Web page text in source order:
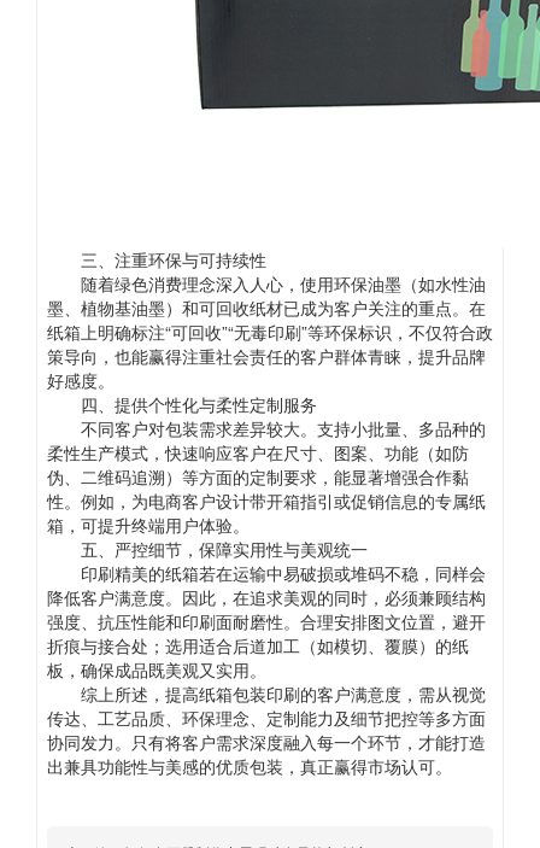
三、注重环保与可持续性
随着绿色消费理念深入人心，使用环保油墨（如水性油
墨、植物基油墨）和可回收纸材已成为客户关注的重点。在
纸箱上明确标注“可回收”“无毒印刷”等环保标识，不仅符合政
策导向，也能赢得注重社会责任的客户群体青睐，提升品牌
好感度。
四、提供个性化与柔性定制服务
不同客户对包装需求差异较大。支持小批量、多品种的
柔性生产模式，快速响应客户在尺寸、图案、功能（如防
伪、二维码追溯）等方面的定制要求，能显著增强合作黏
性。例如，为电商客户设计带开箱指引或促销信息的专属纸
箱，可提升终端用户体验。
五、严控细节，保障实用性与美观统一
印刷精美的纸箱若在运输中易破损或堆码不稳，同样会
降低客户满意度。因此，在追求美观的同时，必须兼顾结构
强度、抗压性能和印刷面耐磨性。合理安排图文位置，避开
折痕与接合处；选用适合后道加工（如模切、覆膜）的纸
板，确保成品既美观又实用。
综上所述，提高纸箱包装印刷的客户满意度，需从视觉
传达、工艺品质、环保理念、定制能力及细节把控等多方面
协同发力。只有将客户需求深度融入每一个环节，才能打造
出兼具功能性与美感的优质包装，真正赢得市场认可。